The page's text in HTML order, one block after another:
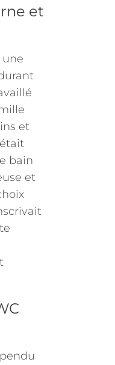
et
et
bain
et